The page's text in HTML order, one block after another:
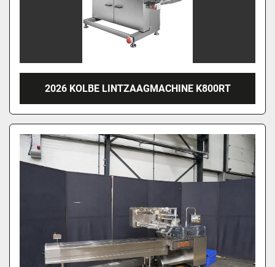
2026 KOLBE LINTZAAGMACHINE K800RT